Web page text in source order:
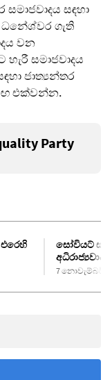
සඳහා
ධනේශ්වර ගැති
වන
සමාජවාදය
ජාත්‍යන්තර
එක්වන්න.
Party
එරෙහි
සෝවියට්
7 නොවැම්බර්